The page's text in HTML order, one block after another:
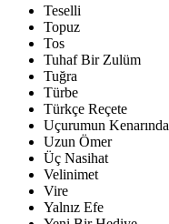
Teselli
Topuz
Tos
Tuhaf Bir Zulüm
Tuğra
Türbe
Türkçe Reçete
Uçurumun Kenarında
Uzun Ömer
Üç Nasihat
Velinimet
Vire
Yalnız Efe